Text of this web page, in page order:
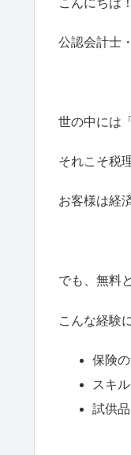
公認会計士
世の中には
それこそ税
お客様は経
でも、無料
こんな経験
保険
スキ
試供